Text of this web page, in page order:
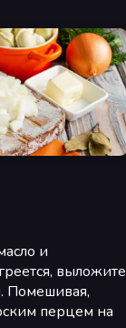
и
выложите
Помешивая,
перцем на